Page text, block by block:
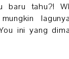
baru tahu?!
ini yang